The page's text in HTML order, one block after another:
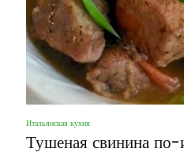
Итальянская кухня
Тушеная свинина по-